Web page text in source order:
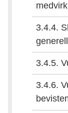
3.4.4.
3.4.5.
3.4.6.